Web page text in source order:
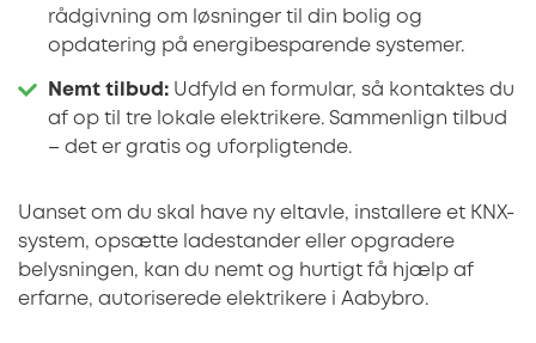
rådgivning om løsninger til din bolig og
opdatering på energibesparende systemer.
Nemt tilbud: Udfyld en formular, så kontaktes du
af op til tre lokale elektrikere. Sammenlign tilbud
– det er gratis og uforpligtende.
Uanset om du skal have ny eltavle, installere et KNX-
system, opsætte ladestander eller opgradere
belysningen, kan du nemt og hurtigt få hjælp af
erfarne, autoriserede elektrikere i Aabybro.